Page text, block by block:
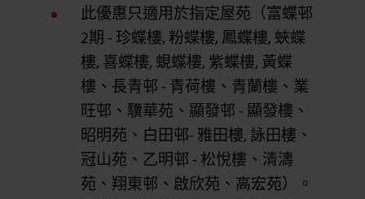
此優惠只適用於指定屋苑（富蝶邨
2期 - 珍蝶樓, 粉蝶樓, 鳳蝶樓, 蛺蝶
樓, 喜蝶樓, 蜆蝶樓, 紫蝶樓, 黃蝶
樓、長青邨 - 青荷樓、青蘭樓、業
旺邨、驥華苑、顯發邨 - 顯發樓、
昭明苑、白田邨- 雅田樓, 詠田樓、
冠山苑、乙明邨 - 松悅樓、清濤
苑、翔東邨、啟欣苑、高宏苑）。